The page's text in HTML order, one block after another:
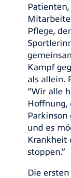
Pflege,
Kampf
als allein.
“Wir alle
Hoffnung,
und es
Krankheit
stoppen.”
Die